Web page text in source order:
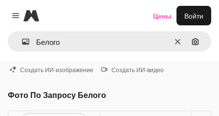
Close menu
Magnific
ОчиститьПоиск
Цены Войти
Создать ИИ-изображение Создать ИИ-видео
Фото По Запросу Белого